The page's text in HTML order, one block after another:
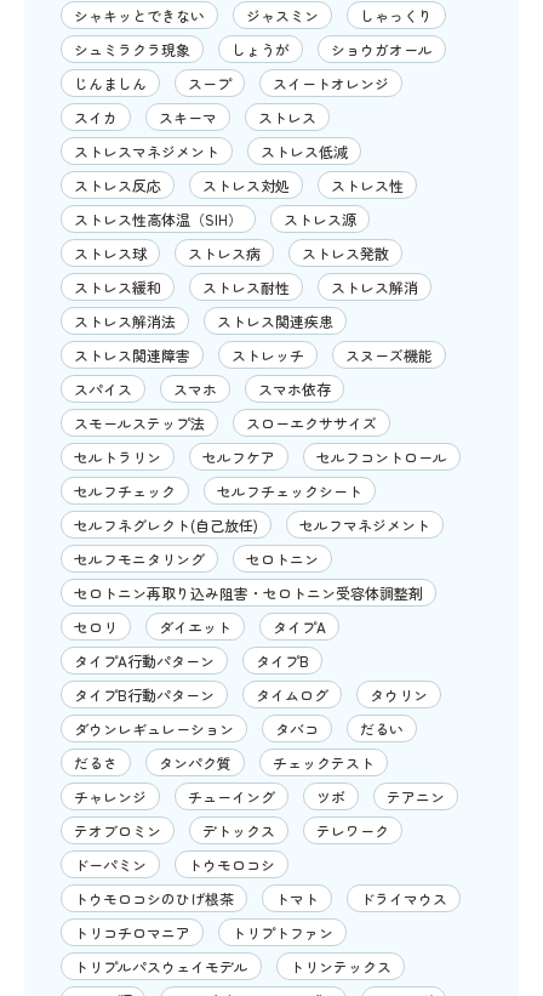
シャキッとできない
ジャスミン
しゃっくり
シュミラクラ現象
しょうが
ショウガオール
じんましん
スープ
スイートオレンジ
スイカ
スキーマ
ストレス
ストレスマネジメント
ストレス低減
ストレス反応
ストレス対処
ストレス性
ストレス性高体温（SIH）
ストレス源
ストレス球
ストレス病
ストレス発散
ストレス緩和
ストレス耐性
ストレス解消
ストレス解消法
ストレス関連疾患
ストレス関連障害
ストレッチ
スヌーズ機能
スパイス
スマホ
スマホ依存
スモールステップ法
スローエクササイズ
セルトラリン
セルフケア
セルフコントロール
セルフチェック
セルフチェックシート
セルフネグレクト(自己放任)
セルフマネジメント
セルフモニタリング
セロトニン
セロトニン再取り込み阻害・セロトニン受容体調整剤
セロリ
ダイエット
タイプA
タイプA行動パターン
タイプB
タイプB行動パターン
タイムログ
タウリン
ダウンレギュレーション
タバコ
だるい
だるさ
タンパク質
チェックテスト
チャレンジ
チューイング ツボ
テアニン
テオブロミン
デトックス
テレワーク
ドーパミン
トウモロコシ
トウモロコシのひげ根茶
トマト
ドライマウス
トリコチロマニア
トリプトファン
トリプルパスウェイモデル
トリンテックス